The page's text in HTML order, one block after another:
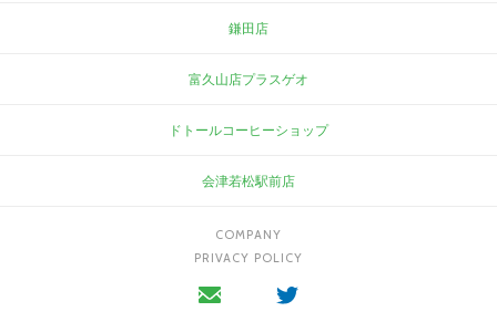
鎌田店
富久山店プラスゲオ
ドトールコーヒーショップ
会津若松駅前店
COMPANY
PRIVACY POLICY